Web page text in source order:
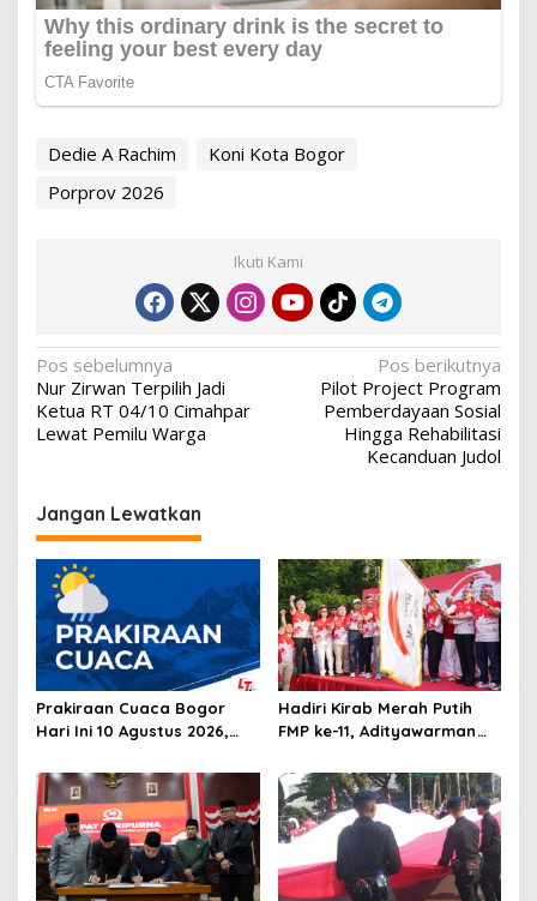
Dedie A Rachim
Koni Kota Bogor
Porprov 2026
Ikuti Kami
Navigasi
pos
Pos sebelumnya
Nur Zirwan Terpilih Jadi
Ketua RT 04/10 Cimahpar
Lewat Pemilu Warga
Pos berikutnya
Pilot Project Program
Pemberdayaan Sosial
Hingga Rehabilitasi
Kecanduan Judol
Jangan Lewatkan
Prakiraan Cuaca Bogor
Hari Ini 10 Agustus 2026,
Dominan Cerah Berawan
Hadiri Kirab Merah Putih
FMP ke-11, Adityawarman
Air